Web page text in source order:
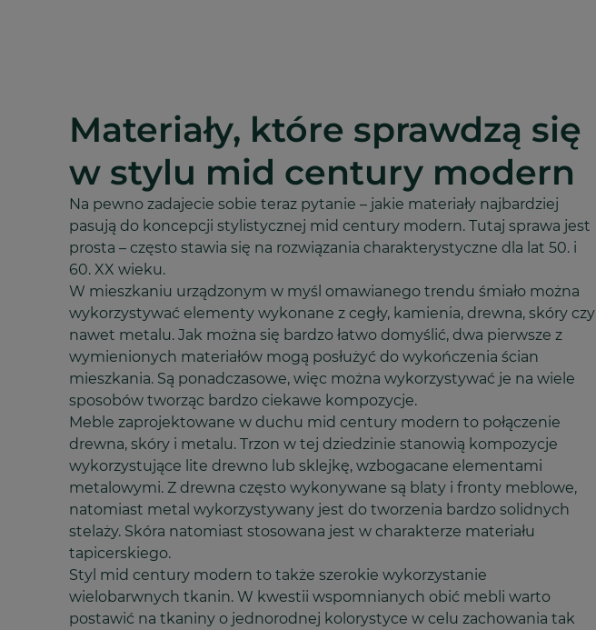
Materiały, które sprawdzą się
w stylu mid century modern
Na pewno zadajecie sobie teraz pytanie – jakie materiały najbardziej
pasują do koncepcji stylistycznej mid century modern. Tutaj sprawa jest
prosta – często stawia się na rozwiązania charakterystyczne dla lat 50. i
60. XX wieku.
W mieszkaniu urządzonym w myśl omawianego trendu śmiało można
wykorzystywać elementy wykonane z cegły, kamienia, drewna, skóry czy
nawet metalu. Jak można się bardzo łatwo domyślić, dwa pierwsze z
wymienionych materiałów mogą posłużyć do wykończenia ścian
mieszkania. Są ponadczasowe, więc można wykorzystywać je na wiele
sposobów tworząc bardzo ciekawe kompozycje.
Meble zaprojektowane w duchu mid century modern to połączenie
drewna, skóry i metalu. Trzon w tej dziedzinie stanowią kompozycje
wykorzystujące lite drewno lub sklejkę, wzbogacane elementami
metalowymi. Z drewna często wykonywane są blaty i fronty meblowe,
natomiast metal wykorzystywany jest do tworzenia bardzo solidnych
stelaży. Skóra natomiast stosowana jest w charakterze materiału
tapicerskiego.
Styl mid century modern to także szerokie wykorzystanie
wielobarwnych tkanin. W kwestii wspomnianych obić mebli warto
postawić na tkaniny o jednorodnej kolorystyce w celu zachowania tak